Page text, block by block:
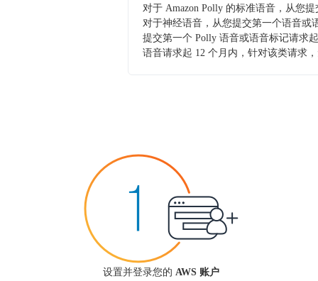
对于 Amazon Polly 的标准语音，从您
对于神经语音，从您提交第一个语音或
提交第一个 Polly 语音或语音标记请求
语音请求起 12 个月内，针对该类请求
设置并登录您的 AWS 账户